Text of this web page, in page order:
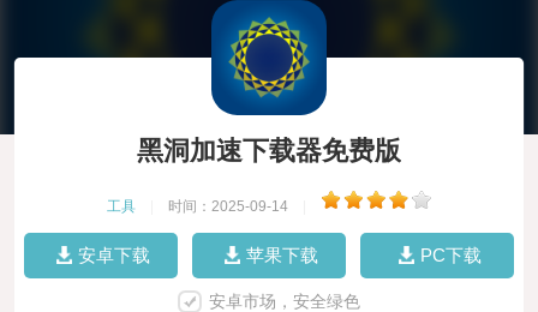
黑洞加速下载器免费版
工具 时间：2025-09-14
安卓下载 苹果下载 PC下载
安卓市场，安全绿色